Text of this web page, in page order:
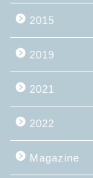
2015
2019
2021
2022
Magazine